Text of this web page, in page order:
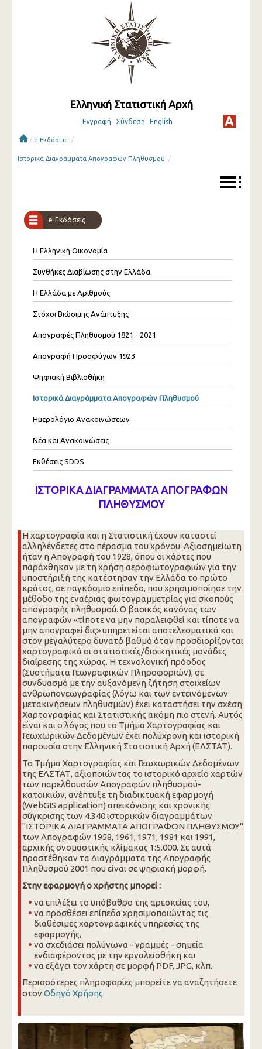
Ελληνική Στατιστική Αρχή
Εγγραφή Σύνδεση English
/ e-Εκδόσεις /
Ιστορικά Διαγράμματα Απογραφών Πληθυσμού /
e-Εκδόσεις
Η Ελληνική Οικονομία
Συνθήκες Διαβίωσης στην Ελλάδα
Η Ελλάδα με Αριθμούς
Στόχοι Βιώσιμης Ανάπτυξης
Απογραφές Πληθυσμού 1821 - 2021
Απογραφή Προσφύγων 1923
Ψηφιακή Βιβλιοθήκη
Ιστορικά Διαγράμματα Απογραφών Πληθυσμού
Ημερολόγιο Ανακοινώσεων
Νέα και Ανακοινώσεις
Εκθέσεις SDDS
ΙΣΤΟΡΙΚΑ ΔΙΑΓΡΑΜΜΑΤΑ ΑΠΟΓΡΑΦΩΝ
ΠΛΗΘΥΣΜΟΥ
Η χαρτογραφία και η Στατιστική έχουν καταστεί
αλληλένδετες στο πέρασμα του χρόνου. Αξιοσημείωτη
ήταν η Απογραφή του 1928, όπου οι χάρτες που
παράχθηκαν με τη χρήση αεροφωτογραφιών για την
υποστήριξή της κατέστησαν την Ελλάδα το πρώτο
κράτος, σε παγκόσμιο επίπεδο, που χρησιμοποίησε την
μέθοδο της εναέριας φωτογραμμετρίας για σκοπούς
απογραφής πληθυσμού. Ο βασικός κανόνας των
απογραφών «τίποτε να μην παραλειφθεί και τίποτε να
μην απογραφεί δις» υπηρετείται αποτελεσματικά και
στον μεγαλύτερο δυνατό βαθμό όταν προσδιορίζονται
χαρτογραφικά οι στατιστικές/διοικητικές μονάδες
διαίρεσης της χώρας. Η τεχνολογική πρόοδος
(Συστήματα Γεωγραφικών Πληροφοριών), σε
συνδυασμό με την αυξανόμενη ζήτηση στοιχείων
ανθρωπογεωγραφίας (λόγω και των εντεινόμενων
μετακινήσεων πληθυσμών) έχει καταστήσει την σχέση
Χαρτογραφίας και Στατιστικής ακόμη πιο στενή. Αυτός
είναι και ο λόγος που το Τμήμα Χαρτογραφίας και
Γεωχωρικών Δεδομένων έχει πολύχρονη και ιστορική
παρουσία στην Ελληνική Στατιστική Αρχή (ΕΛΣΤΑΤ).
Το Τμήμα Χαρτογραφίας και Γεωχωρικών Δεδομένων
της ΕΛΣΤΑΤ, αξιοποιώντας το ιστορικό αρχείο χαρτών
των παρελθουσών Απογραφών πληθυσμού-
κατοικιών, ανέπτυξε τη διαδικτυακή εφαρμογή
(WebGIS application) απεικόνισης και χρονικής
σύγκρισης των 4.340 ιστορικών διαγραμμάτων
"ΙΣΤΟΡΙΚΑ ΔΙΑΓΡΑΜΜΑΤΑ ΑΠΟΓΡΑΦΩΝ ΠΛΗΘΥΣΜΟΥ"
των Απογραφών 1958, 1961, 1971, 1981 και 1991,
αρχικής ονομαστικής κλίμακας 1:5.000. Σε αυτά
προστέθηκαν τα Διαγράμματα της Απογραφής
Πληθυσμού 2001 που είναι σε ψηφιακή μορφή.
Στην εφαρμογή ο χρήστης μπορεί :
να επιλέξει το υπόβαθρο της αρεσκείας του,
να προσθέσει επίπεδα χρησιμοποιώντας τις
διαθέσιμες χαρτογραφικές υπηρεσίες της
εφαρμογής,
να σχεδιάσει πολύγωνα - γραμμές - σημεία
ενδιαφέροντος με την εργαλειοθήκη και
να εξάγει τον χάρτη σε μορφή PDF, JPG, κλπ.
Περισσότερες πληροφορίες μπορείτε να αναζητήσετε
στονΟδηγό Χρήσης.